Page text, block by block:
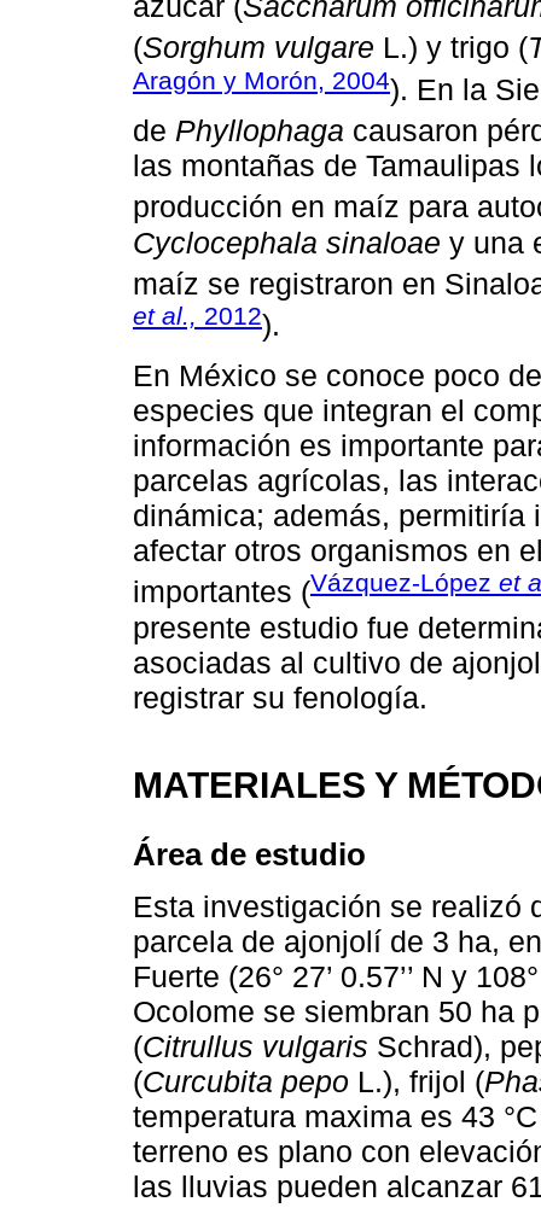
(Sorghum vulgare L.) y trigo (
Aragón y Morón, 2004). En la
de Phyllophaga causaron
las montañas de Tamaulipas
producción en maíz para
Cyclocephala sinaloae y una
maíz se registraron en
et al., 2012).
En México se conoce poco
especies que integran el
información es importante
parcelas agrícolas, las
dinámica; además, permitiría
afectar otros organismos en
importantes (Vázquez-López et
presente estudio fue
asociadas al cultivo de
registrar su fenología.
MATERIALES Y
Área de estudio
Esta investigación se realizó
parcela de ajonjolí de 3 ha,
Fuerte (26° 27’ 0.57’’ N y
Ocolome se siembran 50 ha
(Citrullus vulgaris Schrad),
(Curcubita pepo L.), frijol (
temperatura maxima es 43
terreno es plano con
las lluvias pueden alcanzar